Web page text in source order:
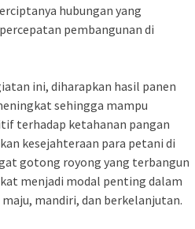
hubungan yang
pembangunan di
ini, diharapkan hasil panen
sehingga mampu
terhadap ketahanan pangan
kesejahteraan para petani di
gotong royong yang terbangun
menjadi modal penting dalam
mandiri, dan berkelanjutan.